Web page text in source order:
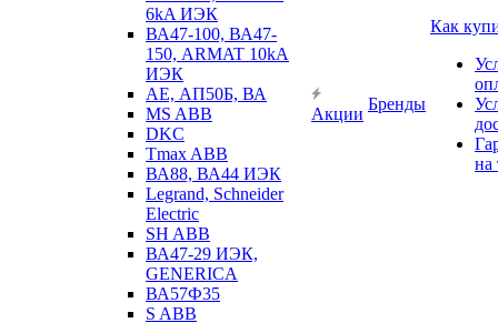
6kA ИЭК
ВА47-100, ВА47-
150, ARMAT 10kA
ИЭК
АЕ, АП50Б, ВА
MS ABB
DKC
Tmax ABB
ВА88, ВА44 ИЭК
Legrand, Schneider
Electric
SH ABB
ВА47-29 ИЭК,
GENERICA
ВА57Ф35
S ABB
Акции
Бренды
Как
на